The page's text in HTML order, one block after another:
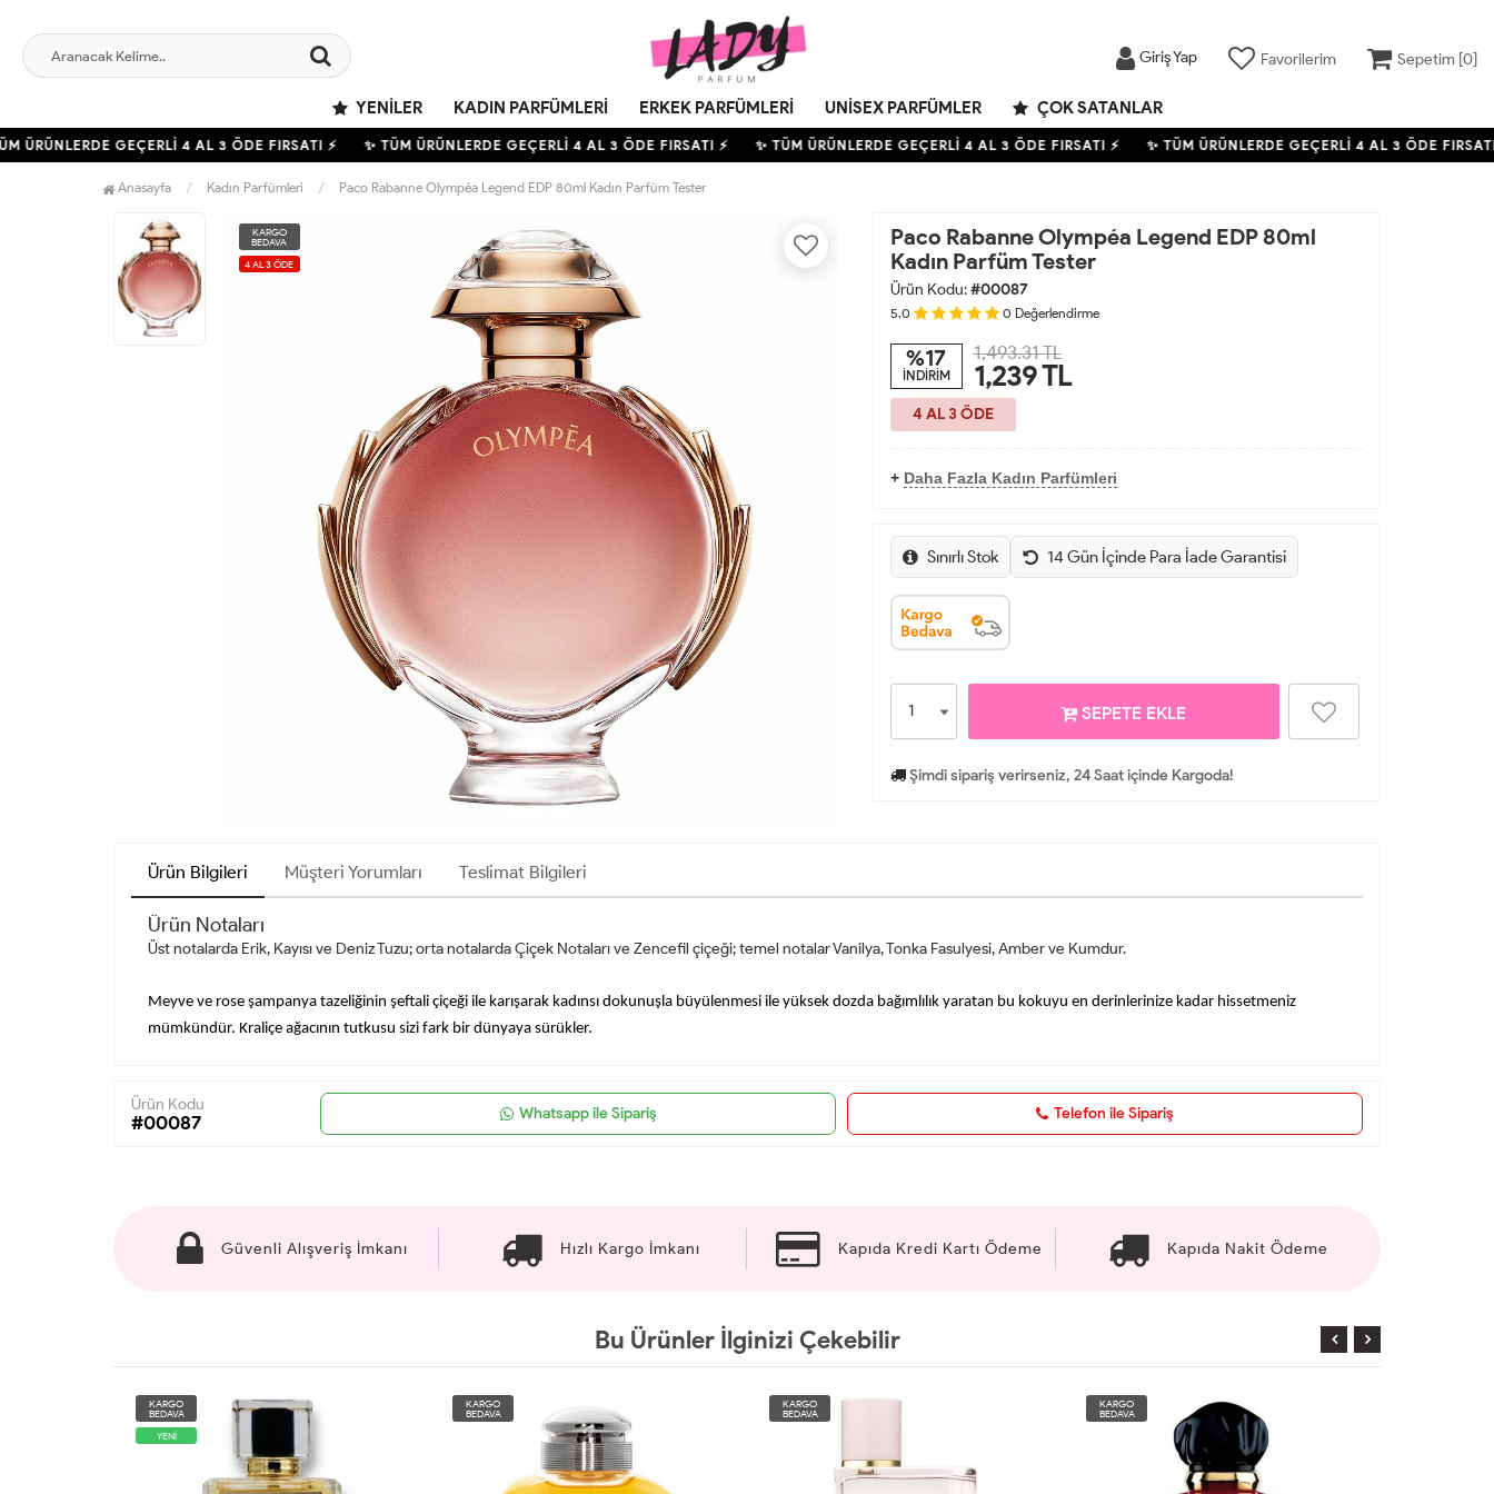
Giriş Yap Favorilerim Sepetim [0]
YENILER KADIN PARFÜMLERI ERKEK PARFÜMLERI UNISEX PARFÜMLER ÇOK SATANLAR
ÜRÜNLERDE GEÇERLİ4 AL 3 ÖDE FIRSATI ⚡ ✨ TÜM ÜRÜNLERDE GEÇERLİ4 AL 3 ÖDE FIRSATI ⚡ ✨ TÜM ÜRÜNLERDE GEÇERLİ4 AL 3 ÖDE FIRSATI ⚡ ✨ TÜM ÜRÜNLERDE GEÇERLİ4 AL 3 ÖDE FIRSATI ⚡
Anasayfa Kadın Parfümleri Paco Rabanne Olympéa Legend EDP 80ml Kadın Parfüm Tester
KARGO
BEDAVA
4 AL 3 ÖDE
Paco Rabanne Olympéa Legend EDP 80ml
Kadın Parfüm Tester
Ürün Kodu:#00087
5.0 0 Değerlendirme
%17
İNDİRİM
1,493.31 TL
1,239TL
4 AL 3 ÖDE
+ Daha Fazla Kadın Parfümleri
Sınırlı Stok 14 Gün İçinde Para İade Garantisi
SEPETE EKLE
Şimdi sipariş verirseniz, 24 Saat içinde Kargoda!
Ürün Bilgileri Müşteri Yorumları Teslimat Bilgileri
Ürün Notaları
Üst notalarda Erik, Kayısı ve Deniz Tuzu; orta notalarda Çiçek Notaları ve Zencefil çiçeği; temel notalar Vanilya, Tonka Fasulyesi, Amber ve Kumdur.
Meyve ve rose şampanya tazeliğinin şeftali çiçeği ile karışarak kadınsı dokunuşla büyülenmesi ile yüksek dozda bağımlılık yaratan bu kokuyu en derinlerinize kadar hissetmeniz
mümkündür. Kraliçe ağacının tutkusu sizi fark bir dünyaya sürükler.
Ürün Kodu
#00087 Whatsapp ile Sipariş Telefon ile Sipariş
Güvenli Alışveriş İmkanı Hızlı Kargo İmkanı Kapıda Kredi Kartı Ödeme Kapıda Nakit Ödeme
Bu Ürünler İlginizi Çekebilir
KARGO
BEDAVA
KARGO
BEDAVA
KARGO
BEDAVA
KARGO
BEDAVA